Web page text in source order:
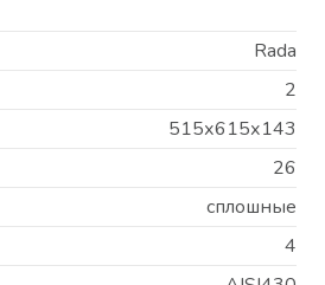
Rada
2
515х615х143
26
сплошные
4